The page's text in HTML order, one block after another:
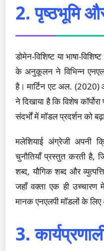
2. पृष्ठभूमि
डोमेन-विशिष्ट या भाषा-
के अनुकूलन ने विभिन्न
है। मार्टिन एट अल.
ने दिखाया है कि विशेष
संदर्भों में मॉडल प्रदर्शन को
मलेशियाई अंग्रेजी अपनी
चुनौतियाँ प्रस्तुत करती है,
शब्द, यौगिक शब्द और
जहाँ वक्ता एक ही
मानक एनएलपी मॉडलों के
3.